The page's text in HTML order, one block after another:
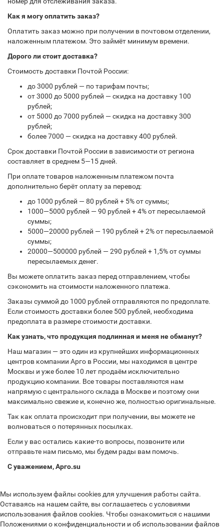
Как я могу оплатить заказ?
Оплатить заказ можно при получении в почтовом отделении,
наложенным платежом. Это займёт минимум времени.
Дорого ли стоит доставка?
Стоимость доставки Почтой России:
до 3000 рублей — по тарифам почты;
от 3000 до 5000 рублей — скидка на доставку 100
рублей;
от 5000 до 7000 рублей — скидка на доставку 300
рублей;
более 7000 — скидка на доставку 400 рублей.
Срок доставки Почтой России в зависимости от региона
составляет в среднем 5—15 дней.
При оплате товаров наложенным платежом почта
дополнительно берёт оплату за перевод:
до 1000 рублей — 80 рублей + 5% от суммы;
1000—5000 рублей — 90 рублей + 4% от пересылаемой
суммы;
5000—20000 рублей — 190 рублей + 2% от пересылаемой
суммы;
20000—500000 рублей — 290 рублей + 1,5% от суммы
пересылаемых денег.
Вы можете оплатить заказ перед отправлением, чтобы
сэкономить на стоимости наложенного платежа.
Заказы суммой до 1000 рублей отправляются по предоплате.
Если стоимость доставки более 500 рублей, необходима
предоплата в размере стоимости доставки.
Как узнать, что продукция подлинная и меня не обманут?
Наш магазин — это один из крупнейших информационных
центров компании Арго в России, мы находимся в центре
Москвы и уже более 10 лет продаём исключительно
продукцию компании. Все товары поставляются нам
напрямую с центрального склада в Москве и поэтому они
максимально свежие и, конечно же, полностью оригинальные.
Так как оплата происходит при получении, вы можете не
волноваться о потерянных посылках.
Если у вас остались какие-то вопросы, позвоните или
отправьте нам письмо, мы будем рады вам помочь.
С уважением, Арго.su
Мы используем файлы cookies для улучшения работы сайта.
Оставаясь на нашем сайте, вы соглашаетесь с условиями
использования файлов cookies. Чтобы ознакомиться с нашими
Положениями о конфиденциальности и об использовании файлов